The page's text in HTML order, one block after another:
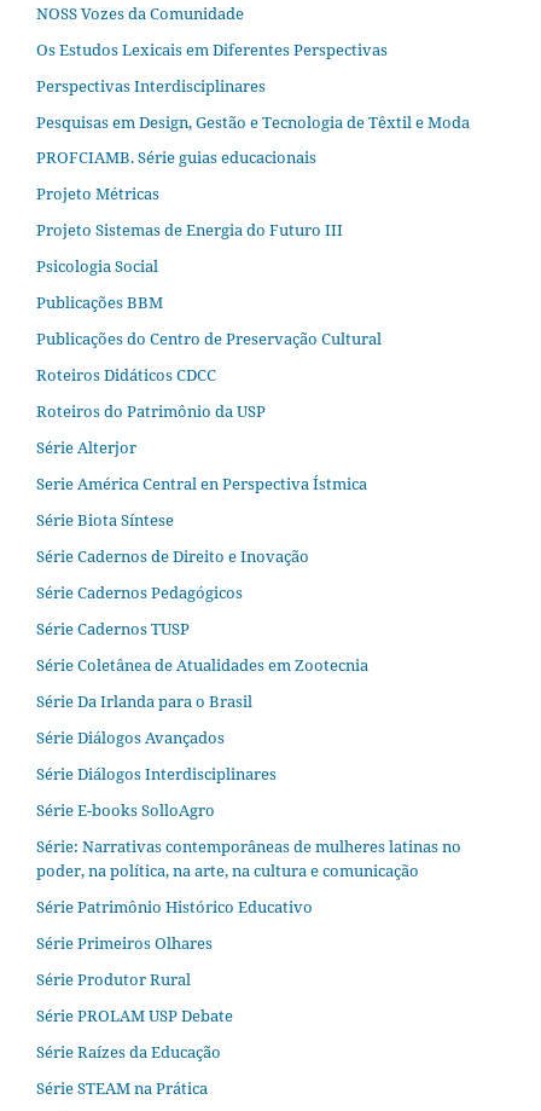
NOSS Vozes da Comunidade
Os Estudos Lexicais em Diferentes Perspectivas
Perspectivas Interdisciplinares
Pesquisas em Design, Gestão e Tecnologia de Têxtil e Moda
PROFCIAMB. Série guias educacionais
Projeto Métricas
Projeto Sistemas de Energia do Futuro III
Psicologia Social
Publicações BBM
Publicações do Centro de Preservação Cultural
Roteiros Didáticos CDCC
Roteiros do Patrimônio da USP
Série Alterjor
Serie América Central en Perspectiva Ístmica
Série Biota Síntese
Série Cadernos de Direito e Inovação
Série Cadernos Pedagógicos
Série Cadernos TUSP
Série Coletânea de Atualidades em Zootecnia
Série Da Irlanda para o Brasil
Série Diálogos Avançados
Série Diálogos Interdisciplinares
Série E-books SolloAgro
Série: Narrativas contemporâneas de mulheres latinas no
poder, na política, na arte, na cultura e comunicação
Série Patrimônio Histórico Educativo
Série Primeiros Olhares
Série Produtor Rural
Série PROLAM USP Debate
Série Raízes da Educação
Série STEAM na Prática